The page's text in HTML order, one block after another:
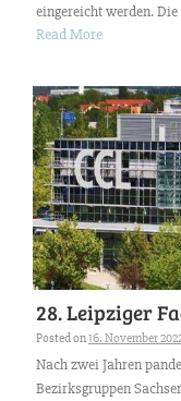
eingereicht werden.
Read More
28. Leipziger
Posted on16. November
Nach zwei Jahren
Bezirksgruppen